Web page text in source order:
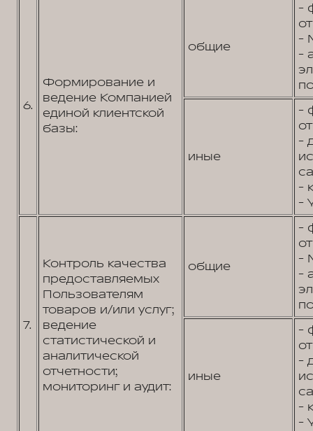
6.
Формирование и
ведение Компанией
единой клиентской
базы:
общие
-
-
-
иные
-
-
-
-
7.
Контроль качества
предоставляемых
Пользователям
товаров и/или услуг;
ведение
статистической и
аналитической
отчетности;
мониторинг и аудит:
общие
-
-
-
иные
-
-
-
-